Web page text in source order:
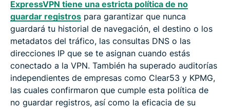
ExpressVPN tiene una estricta política de no
guardar registros para garantizar que nunca
guardará tu historial de navegación, el destino o los
metadatos del tráfico, las consultas DNS o las
direcciones IP que se te asignan cuando estás
conectado a la VPN. También ha superado auditorías
independientes de empresas como Clear53 y KPMG,
las cuales confirmaron que cumple esta política de
no guardar registros, así como la eficacia de su